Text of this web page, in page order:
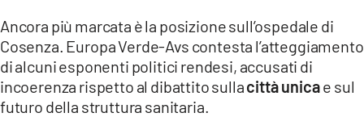
Ancora più marcata è la posizione sull’ospedale di
Cosenza. Europa Verde-Avs contesta l’atteggiamento
di alcuni esponenti politici rendesi, accusati di
incoerenza rispetto al dibattito sullacittà unicae sul
futuro della struttura sanitaria.